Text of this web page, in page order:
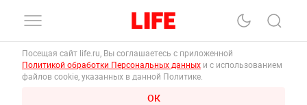
Посещая сайт life.ru, Вы соглашаетесь с приложенной
Политикой обработки Персональных данных и с использованием
файлов cookie, указанных в данной Политике.
ОК